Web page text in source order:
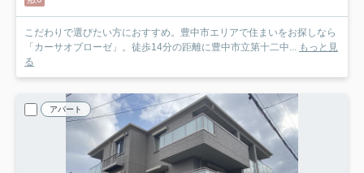
こだわりで選びたい方におすすめ。豊中市エリアで住まいをお探しなら
「カーサオブローゼ」。徒歩14分の距離に豊中市立第十二中... もっと見
る
アパート